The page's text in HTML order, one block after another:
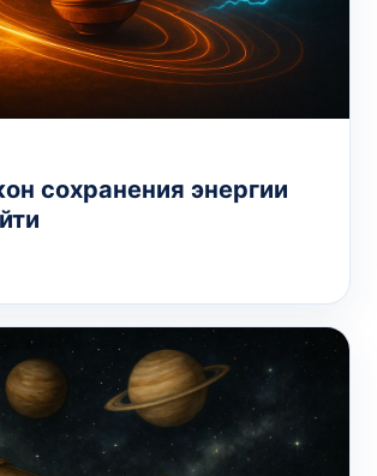
сохранения энергии